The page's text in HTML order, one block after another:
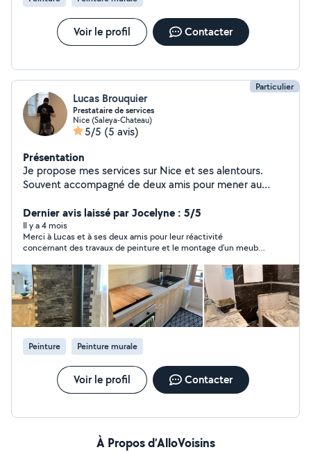
Voir le profil Contacter
Particulier
Lucas Brouquier
Prestataire de services
Nice (Saleya-Chateau)
5/5 (5 avis)
Présentation
Je propose mes services sur Nice et ses alentours.
Souvent accompagné de deux amis pour mener au
également sur demande.
Dernier avis laissé par Jocelyne : 5/5
Il y a 4 mois
Merci à Lucas et à ses deux amis pour leur réactivité
concernant des travaux de peinture et le montage d’un meuble
en revenant le lundi, tout était fait, et le résultat était encore
mieux que ce que j’imaginais. Ce sont des jeunes très bien
éduqués et qui savent travailler. Je recommande. PS : Merci
pour votre panier garni de fin de chantier, c’est très gentil !
Peinture Peinture murale
Voir le profil Contacter
À Propos d’AlloVoisins